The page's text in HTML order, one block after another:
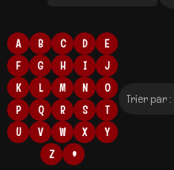
A B C D
E
F
G H I
J
K
L M N
O
P
Q R S
T
U
V W X
Y
Z
#
Trier par :